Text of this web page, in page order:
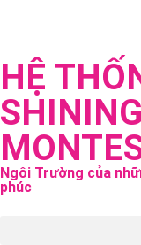
HỆ
Ngôi Trường của
phúc